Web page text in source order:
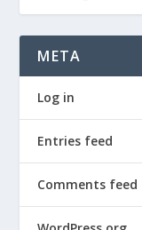
META
Log in
Entries feed
Comments feed